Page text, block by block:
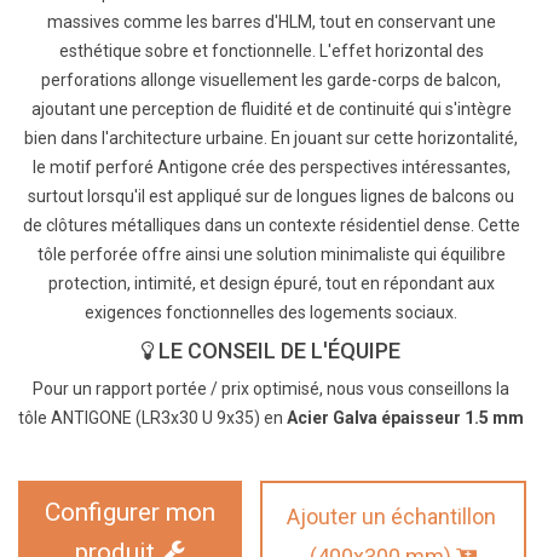
massives comme les barres d'HLM, tout en conservant une
esthétique sobre et fonctionnelle. L'effet horizontal des
perforations allonge visuellement les garde-corps de balcon,
ajoutant une perception de fluidité et de continuité qui s'intègre
bien dans l'architecture urbaine. En jouant sur cette horizontalité,
le motif perforé Antigone crée des perspectives intéressantes,
surtout lorsqu'il est appliqué sur de longues lignes de balcons ou
de clôtures métalliques dans un contexte résidentiel dense. Cette
tôle perforée offre ainsi une solution minimaliste qui équilibre
protection, intimité, et design épuré, tout en répondant aux
exigences fonctionnelles des logements sociaux.
LE CONSEIL DE L'ÉQUIPE
Pour un rapport portée / prix optimisé, nous vous conseillons la
tôle ANTIGONE (LR3x30 U 9x35) en Acier Galva épaisseur 1.5 mm
Configurer mon
Ajouter un échantillon